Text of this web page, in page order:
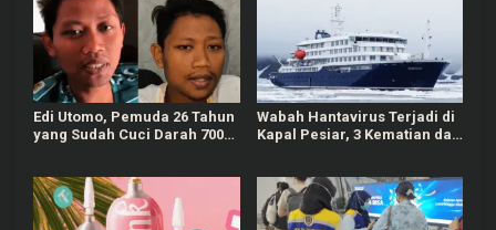
Edi Utomo, Pemuda 26 Tahun
yang Sudah Cuci Darah 700
Wabah Hantavirus Terjadi di
Kapal Pesiar, 3 Kematian dan